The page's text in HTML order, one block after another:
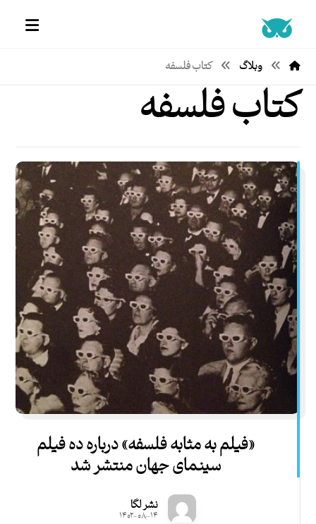
وبلاگ کتاب فلسفه
کتاب فلسفه
«فیلم به مثابه فلسفه» درباره ده فیلم
سینمای جهان منتشر شد
نشر لگا
۱۴۰۲-۰۸-۱۴